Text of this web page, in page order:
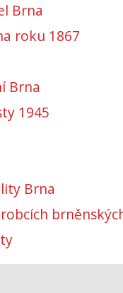
Brna
roku 1867
Brna
1945
Brna